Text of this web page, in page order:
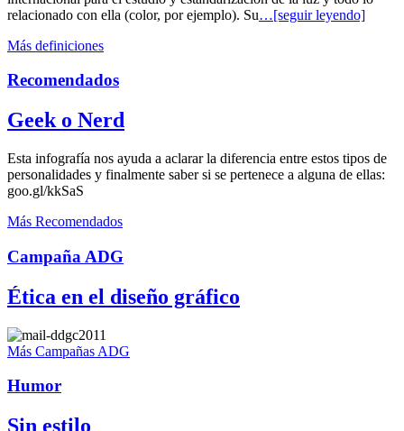
relacionado con ella (color, por ejemplo). Su…[seguir leyendo]
Más definiciones
Recomendados
Geek o Nerd
Esta infografía nos ayuda a aclarar la diferencia entre estos tipos de
personalidades y finalmente saber si se pertenece a alguna de ellas:
goo.gl/kkSaS
Más Recomendados
Campaña ADG
Ética en el diseño gráfico
Más Campañas ADG
Humor
Sin estilo